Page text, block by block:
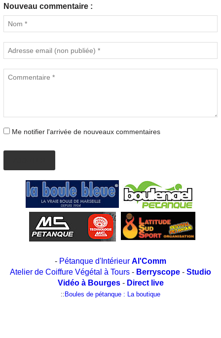
Nouveau commentaire :
Me notifier l'arrivée de nouveaux commentaires
- Pétanque d'Intérieur Al'Comm
Atelier de Coiffure Végétal à Tours - Berryscope - Studio
Vidéo à Bourges- Direct live
:: Boules de pétanque : La boutique